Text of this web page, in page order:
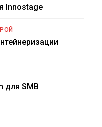
Innostage
для SMB